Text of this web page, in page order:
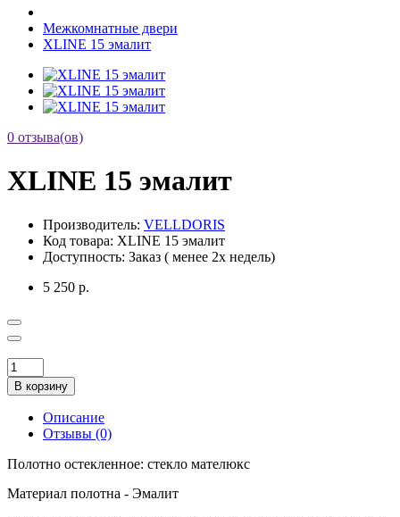
Межкомнатные двери
XLINE 15 эмалит
0 отзыва(ов)
XLINE 15 эмалит
Производитель: VELLDORIS
Код товара: XLINE 15 эмалит
Доступность: Заказ ( менее 2х недель)
5 250 р.
В корзину
Описание
Отзывы (0)
Полотно остекленное: стекло мателюкс
Материал полотна - Эмалит